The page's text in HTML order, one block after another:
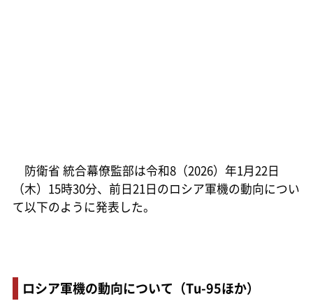
防衛省 統合幕僚監部は令和8（2026）年1月22日
（木）15時30分、前日21日のロシア軍機の動向につい
て以下のように発表した。
ロシア軍機の動向について（Tu-95ほか）